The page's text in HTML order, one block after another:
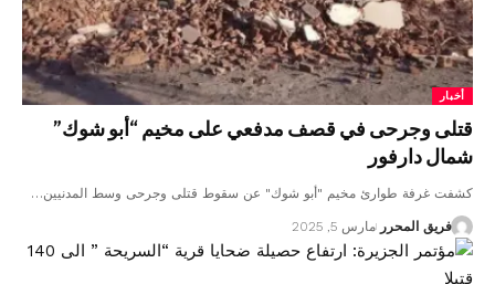
أخبار
قتلى وجرحى في قصف مدفعي على مخيم “أبو شوك”
شمال دارفور
كشفت غرفة طوارئ مخيم "أبو شوك" عن سقوط قتلى وجرحى وسط المدنيين…
فريق المحرر مارس 5, 2025